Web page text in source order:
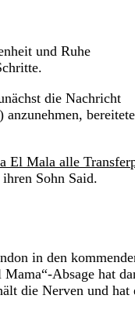
und Ruhe
die Nachricht
anzunehmen,
El Mala alle
Sohn Said.
in den
Absage hat
die Nerven und hat